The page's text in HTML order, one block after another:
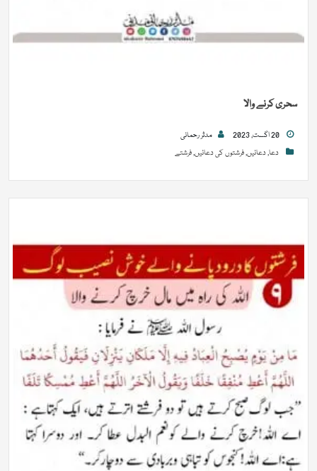
سحری کرنے والا
مدثر رحمانی
دعا,دعائیں,فرشتوں کی دعائیں,فرشتے